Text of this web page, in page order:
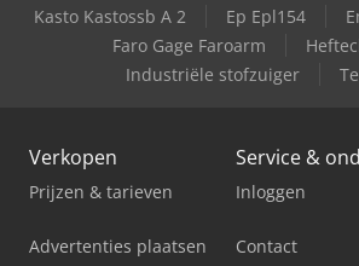
Kasto Kastossb A 2 Ep Epl154
Faro Gage Faroarm
Industriële stofzuiger
Verkopen
Prijzen & tarieven
Advertenties plaatsen
Service &
Inloggen
Contact